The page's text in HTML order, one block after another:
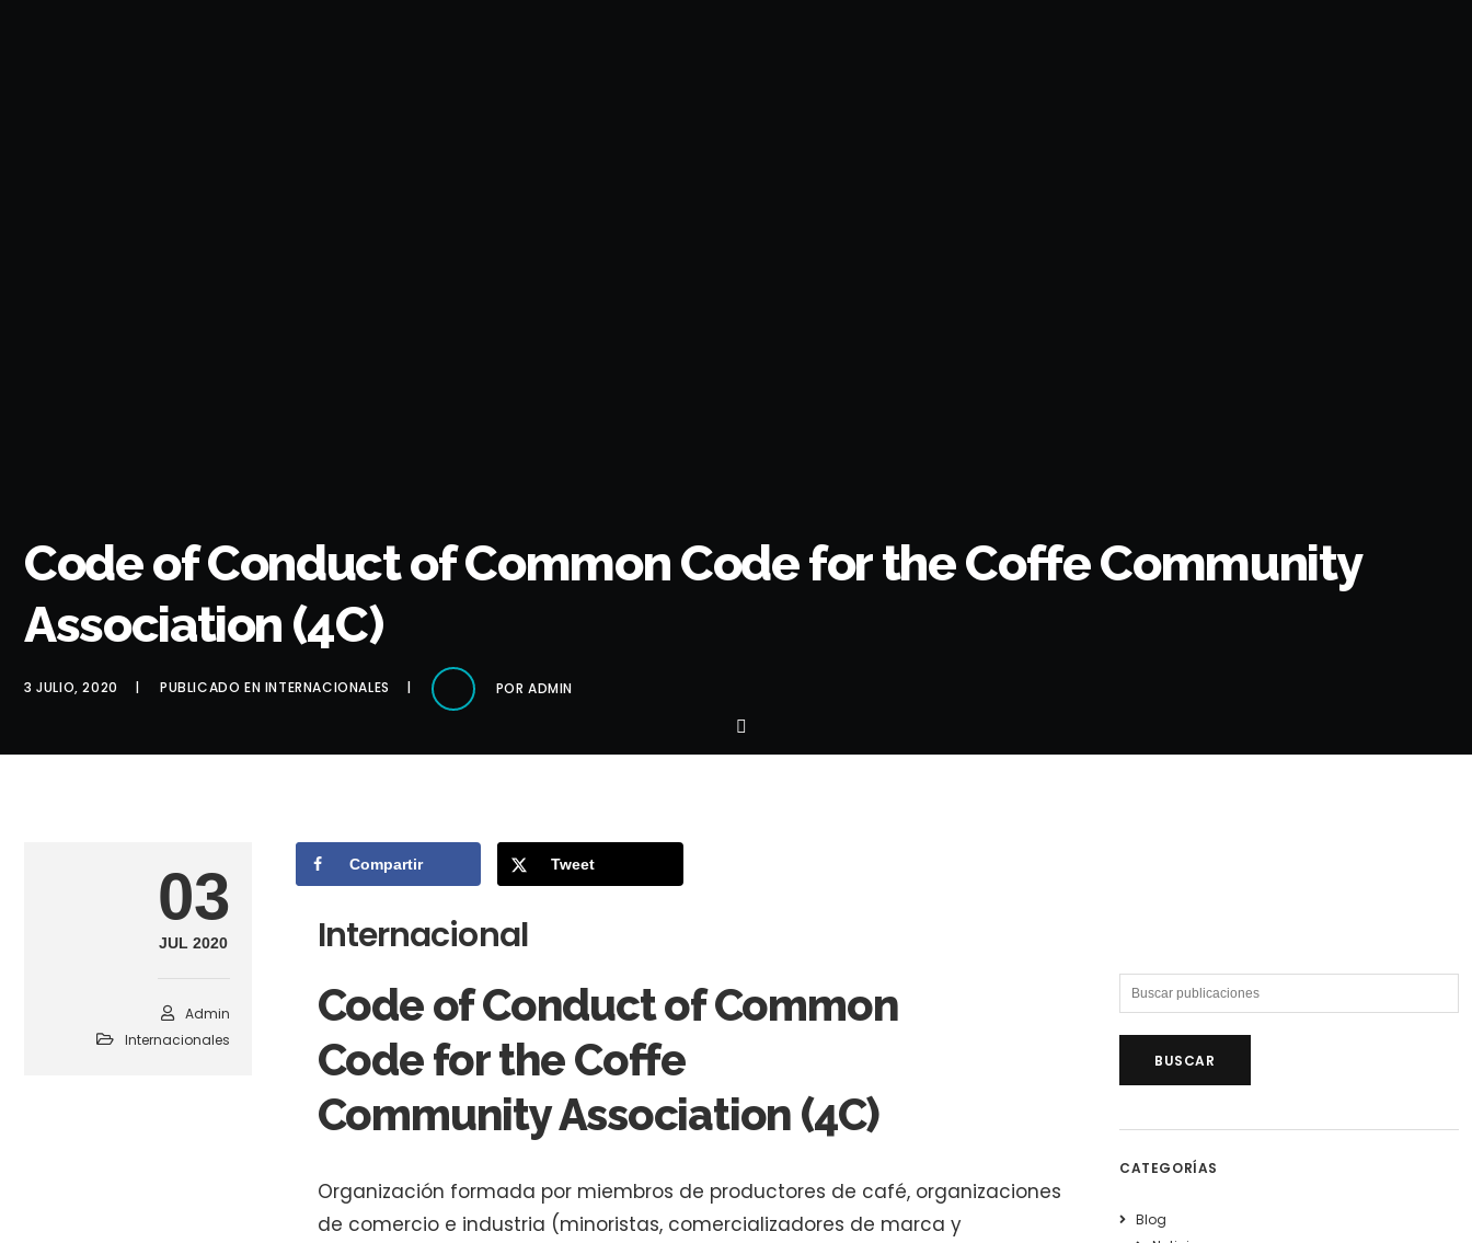
Code of Conduct of Common Code for the Coffe Community
Association (4C)
3 JULIO, 2020 PUBLICADO EN INTERNACIONALES PORADMIN
03
JUL 2020
Admin
Internacionales
Compartir Tweet
Internacional
Code of Conduct of Common
Code for the Coffe
Community Association (4C)
Organización formada por miembros de productores de café, organizaciones
de comercio e industria (minoristas, comercializadores de marca y
CATEGORÍAS
Blog